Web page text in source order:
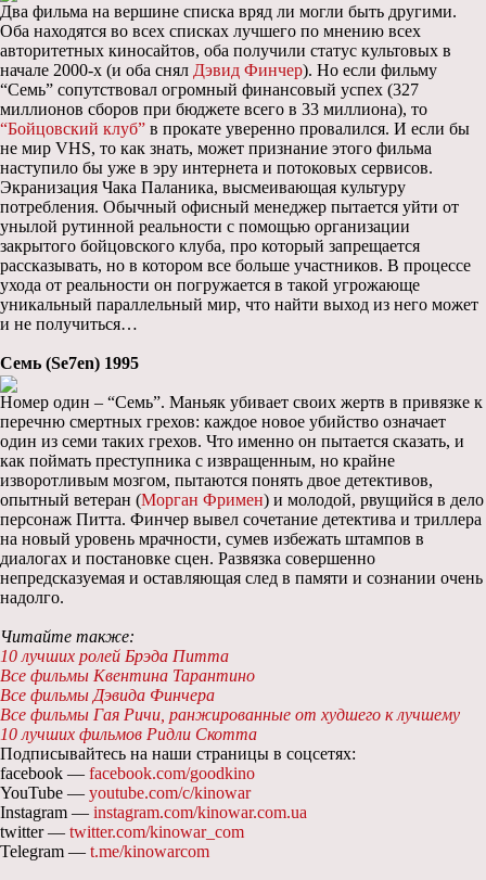
Два фильма на вершине списка вряд ли могли быть другими.
Оба находятся во всех списках лучшего по мнению всех
авторитетных киносайтов, оба получили статус культовых в
начале 2000-х (и оба снял Дэвид Финчер). Но если фильму
“Семь” сопутствовал огромный финансовый успех (327
миллионов сборов при бюджете всего в 33 миллиона), то
“Бойцовский клуб” в прокате уверенно провалился. И если бы
не мир VHS, то как знать, может признание этого фильма
наступило бы уже в эру интернета и потоковых сервисов.
Экранизация Чака Паланика, высмеивающая культуру
потребления. Обычный офисный менеджер пытается уйти от
унылой рутинной реальности с помощью организации
закрытого бойцовского клуба, про который запрещается
рассказывать, но в котором все больше участников. В процессе
ухода от реальности он погружается в такой угрожающе
уникальный параллельный мир, что найти выход из него может
и не получиться…
Семь (Se7en) 1995
Номер один – “Семь”. Маньяк убивает своих жертв в привязке к
перечню смертных грехов: каждое новое убийство означает
один из семи таких грехов. Что именно он пытается сказать, и
как поймать преступника с извращенным, но крайне
изворотливым мозгом, пытаются понять двое детективов,
опытный ветеран (Морган Фримен) и молодой, рвущийся в дело
персонаж Питта. Финчер вывел сочетание детектива и триллера
на новый уровень мрачности, сумев избежать штампов в
диалогах и постановке сцен. Развязка совершенно
непредсказуемая и оставляющая след в памяти и сознании очень
надолго.
Читайте также:
10 лучших ролей Брэда Питта
Все фильмы Квентина Тарантино
Все фильмы Дэвида Финчера
Все фильмы Гая Ричи, ранжированные от худшего к лучшему
10 лучших фильмов Ридли Скотта
Подписывайтесь на наши страницы в соцсетях:
facebook — facebook.com/goodkino
YouTube — youtube.com/c/kinowar
Instagram — instagram.com/kinowar.com.ua
twitter — twitter.com/kinowar_com
Telegram — t.me/kinowarcom